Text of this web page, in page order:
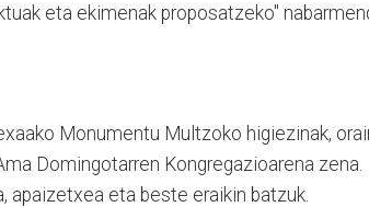
eta ekimenak proposatzeko"
Monumentu Multzoko higiezinak,
Domingotarren Kongregazioarena zena.
apaizetxea eta beste eraikin batzuk.